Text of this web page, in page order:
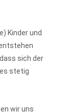
Kinder und
sich der
stetig
wir uns